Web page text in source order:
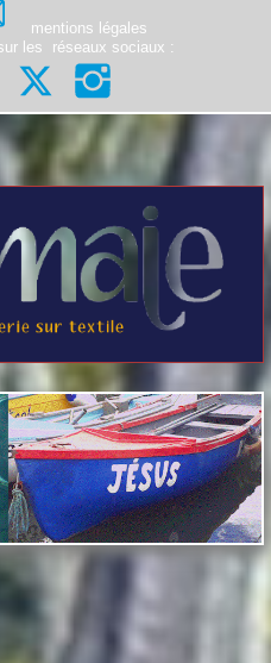
mentions légales
les
réseaux sociaux :